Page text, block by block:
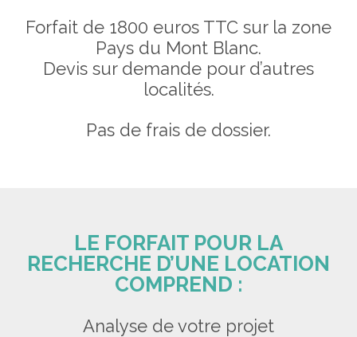
Forfait de 1800 euros TTC sur la zone
Pays du Mont Blanc.
Devis sur demande pour d’autres
localités.
Pas de frais de dossier.
LE FORFAIT POUR LA
RECHERCHE D’UNE LOCATION
COMPREND :
Analyse de votre projet